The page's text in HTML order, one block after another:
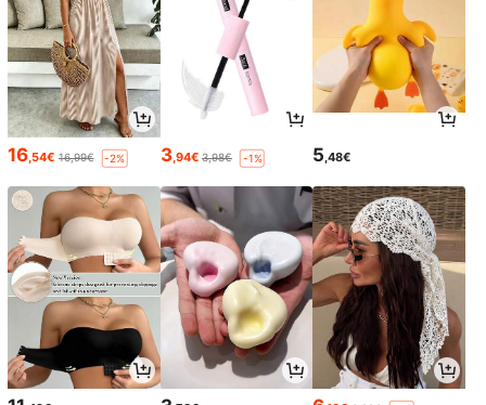
16,54€ 16,99€ -2% 3,94€ 3,98€ -1% 5,48€